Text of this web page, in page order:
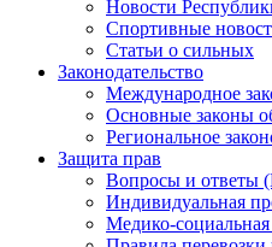
Новости
Спортивные
Статьи о сильных
Законодательство
Международное
Основные законы
Региональное
Защита прав
Вопросы и ответы
Индивидуальная
Медико-социальная